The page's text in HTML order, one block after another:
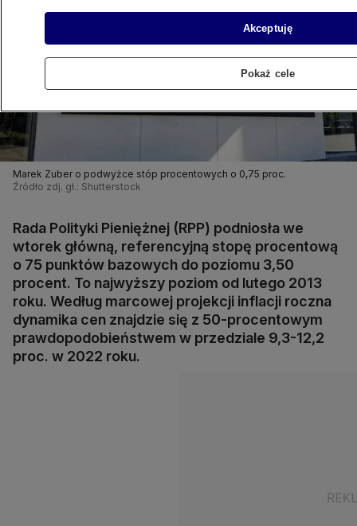
Marek Zuber o podwyżce stóp procentowych o 0,75 proc.
Źródło zdj. gł.: Shutterstock
Rada Polityki Pieniężnej (RPP) podniosła we
wtorek główną, referencyjną stopę procentową
o 75 punktów bazowych do poziomu 3,50
procent. To najwyższy poziom od lutego 2013
roku. Według marcowej projekcji inflacji roczna
dynamika cen znajdzie się z 50-procentowym
prawdopodobieństwem w przedziale 9,3-12,2
proc. w 2022 roku.
Akceptuję
Pokaż cele